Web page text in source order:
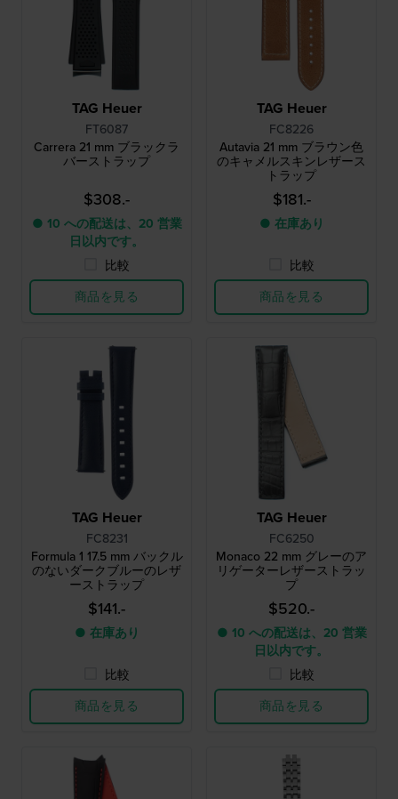
TAG Heuer
FT6087
Carrera 21 mm ブラックラ
バーストラップ
$308.-
● 10 への配送は、20 営業
日以内です。
比較
商品を見る
TAG Heuer
FC8226
Autavia 21 mm ブラウン色
のキャメルスキンレザース
トラップ
$181.-
● 在庫あり
比較
商品を見る
TAG Heuer
FC8231
Formula 1 17.5 mm バックル
のないダークブルーのレザ
ーストラップ
$141.-
● 在庫あり
比較
商品を見る
TAG Heuer
FC6250
Monaco 22 mm グレーのア
リゲーターレザーストラッ
プ
$520.-
● 10 への配送は、20 営業
日以内です。
比較
商品を見る